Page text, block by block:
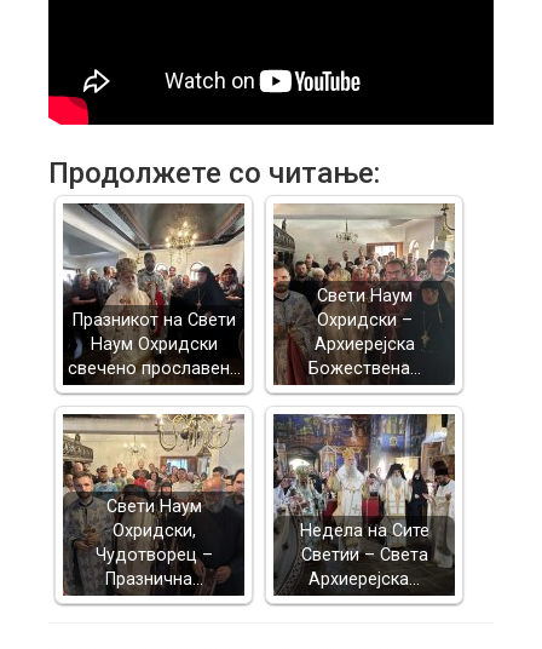
Продолжете со читање:
Празникот на Свети
Наум Охридски
свечено прославен…
Свети Наум
Охридски –
Архиерејска
Божествена…
Свети Наум
Охридски,
Чудотворец –
Празнична…
Недела на Сите
Светии – Света
Архиерејска…